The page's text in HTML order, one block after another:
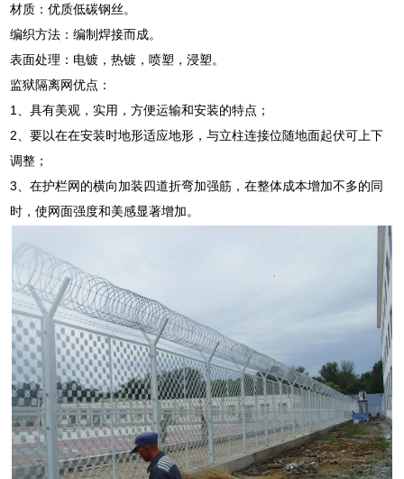
材质：优质低碳钢丝。
编织方法：编制焊接而成。
表面处理：电镀，热镀，喷塑，浸塑。
监狱隔离网优点：
1、具有美观，实用，方便运输和安装的特点；
2、要以在在安装时地形适应地形，与立柱连接位随地面起伏可上下
调整；
3、在护栏网的横向加装四道折弯加强筋，在整体成本增加不多的同
时，使网面强度和美感显著增加。